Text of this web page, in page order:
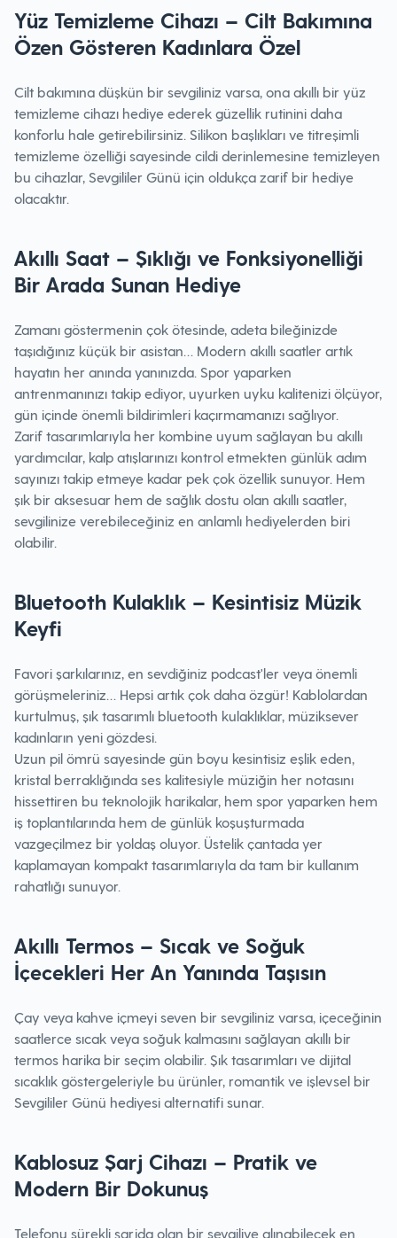
Yüz Temizleme Cihazı – Cilt Bakımına
Özen Gösteren Kadınlara Özel
Cilt bakımına düşkün bir sevgiliniz varsa, ona akıllı bir yüz
temizleme cihazı hediye ederek güzellik rutinini daha
konforlu hale getirebilirsiniz. Silikon başlıkları ve titreşimli
temizleme özelliği sayesinde cildi derinlemesine temizleyen
bu cihazlar, Sevgililer Günü için oldukça zarif bir hediye
olacaktır.
Akıllı Saat – Şıklığı ve Fonksiyonelliği
Bir Arada Sunan Hediye
Zamanı göstermenin çok ötesinde, adeta bileğinizde
taşıdığınız küçük bir asistan… Modern akıllı saatler artık
hayatın her anında yanınızda. Spor yaparken
antrenmanınızı takip ediyor, uyurken uyku kalitenizi ölçüyor,
gün içinde önemli bildirimleri kaçırmamanızı sağlıyor.
Zarif tasarımlarıyla her kombine uyum sağlayan bu akıllı
yardımcılar, kalp atışlarınızı kontrol etmekten günlük adım
sayınızı takip etmeye kadar pek çok özellik sunuyor. Hem
şık bir aksesuar hem de sağlık dostu olan akıllı saatler,
sevgilinize verebileceğiniz en anlamlı hediyelerden biri
olabilir.
Bluetooth Kulaklık – Kesintisiz Müzik
Keyfi
Favori şarkılarınız, en sevdiğiniz podcast'ler veya önemli
görüşmeleriniz… Hepsi artık çok daha özgür! Kablolardan
kurtulmuş, şık tasarımlı bluetooth kulaklıklar, müziksever
kadınların yeni gözdesi.
Uzun pil ömrü sayesinde gün boyu kesintisiz eşlik eden,
kristal berraklığında ses kalitesiyle müziğin her notasını
hissettiren bu teknolojik harikalar, hem spor yaparken hem
iş toplantılarında hem de günlük koşuşturmada
vazgeçilmez bir yoldaş oluyor. Üstelik çantada yer
kaplamayan kompakt tasarımlarıyla da tam bir kullanım
rahatlığı sunuyor.
Akıllı Termos – Sıcak ve Soğuk
İçecekleri Her An Yanında Taşısın
Çay veya kahve içmeyi seven bir sevgiliniz varsa, içeceğinin
saatlerce sıcak veya soğuk kalmasını sağlayan akıllı bir
termos harika bir seçim olabilir. Şık tasarımları ve dijital
sıcaklık göstergeleriyle bu ürünler, romantik ve işlevsel bir
Sevgililer Günü hediyesi alternatifi sunar.
Kablosuz Şarj Cihazı – Pratik ve
Modern Bir Dokunuş
Telefonu sürekli şarjda olan bir sevgiliye alınabilecek en